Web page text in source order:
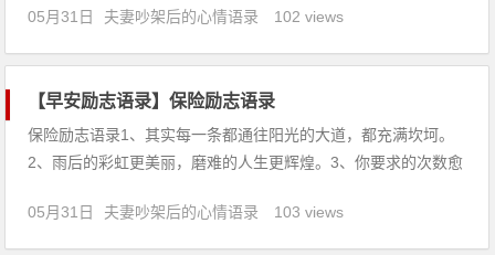
于：只要你做了，输和赢都很精采。3、我是世界上最伟大的奇
迹。4、我相信只要踏踏实实的走，总会走出我的天。5、时间顺
05月31日 夫妻吵架后的心情语录 102 views
【早安励志语录】保险励志语录
保险励志语录1、其实每一条都通往阳光的大道，都充满坎坷。
2、雨后的彩虹更美丽，磨难的人生更辉煌。3、你要求的次数愈
趣。4、人生路上有阻挡你梦想的砖墙，那是有原因的。这些砖
墙让我们来证明我们究竟有多么想要得到我们所需要的。5、压
05月31日 夫妻吵架后的心情语录 103 views